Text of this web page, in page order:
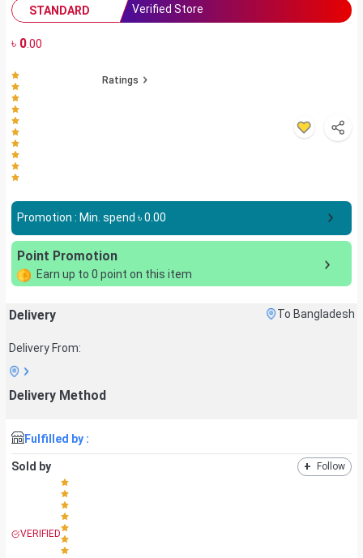
STANDARD
Verified Store
৳ 0.00
Ratings
Promotion : Min. spend ৳0.00
Point Promotion
Earn up to 0 point on this item
Delivery To Bangladesh
Delivery From:
Delivery Method
Fulfilled by :
Sold by + Follow
VERIFIED